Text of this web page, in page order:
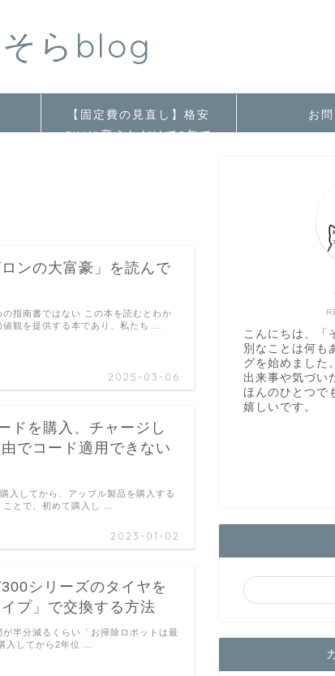
らblog
【固定費の見直し】格安
SIMに変えただけで5年で
お
ンの大富豪」を読んで
2025-03-06
指南書ではない この本を読むとわか
観を提供する本であり、私たち …
ドを購入、チャージし
でコード適用できない
2023-01-02
入してから、アップル製品を購入する
ことで、初めて購入し …
シリーズのタイヤを
プ」で交換する方法
半分減るくらい「お掃除ロボットは最
入してから2年位 …
こんにちは、「
別なことは何も
グを始めました
出来事や気づい
ほんのひとつで
嬉しいです。